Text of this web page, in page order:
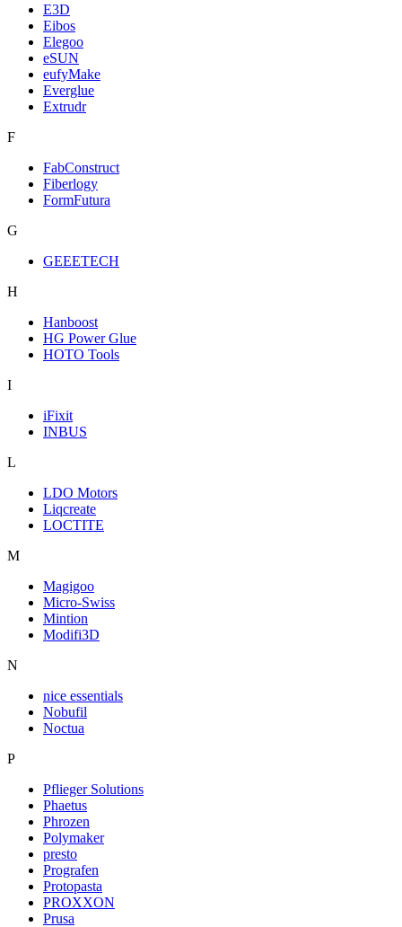
E3D
Eibos
Elegoo
eSUN
eufyMake
Everglue
Extrudr
F
FabConstruct
Fiberlogy
FormFutura
G
GEEETECH
H
Hanboost
HG Power Glue
HOTO Tools
I
iFixit
INBUS
L
LDO Motors
Liqcreate
LOCTITE
M
Magigoo
Micro-Swiss
Mintion
Modifi3D
N
nice essentials
Nobufil
Noctua
P
Pflieger Solutions
Phaetus
Phrozen
Polymaker
presto
Prografen
Protopasta
PROXXON
Prusa